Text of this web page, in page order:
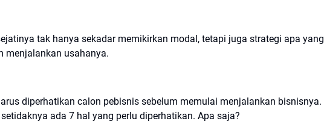
tak hanya sekadar memikirkan modal, tetapi juga strategi apa yang
menjalankan usahanya.
diperhatikan calon pebisnis sebelum memulai menjalankan bisnisnya.
setidaknya ada 7 hal yang perlu diperhatikan. Apa saja?